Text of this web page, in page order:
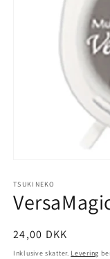
TSUKINEKO
24,00 DKK
Inklusive skatter. Levering